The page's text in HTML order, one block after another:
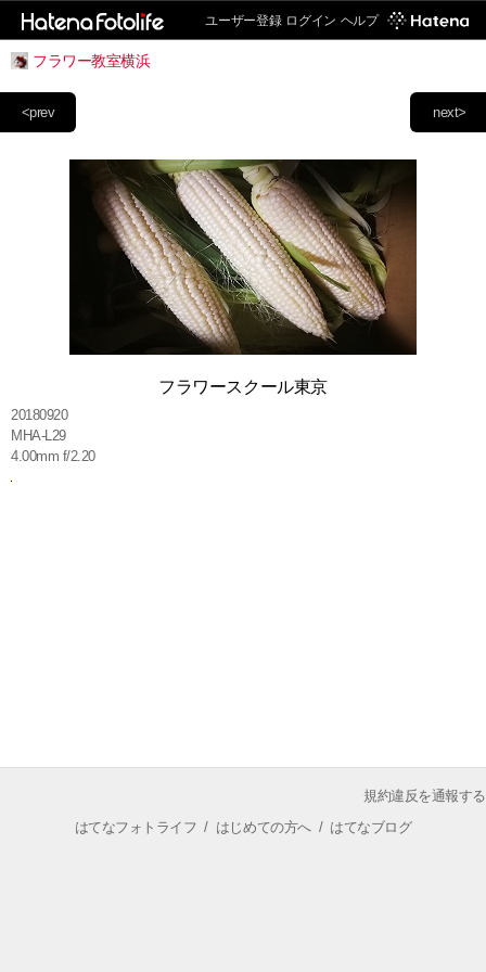
ユーザー登録 ログイン ヘルプ
フラワー教室横浜
next>
<prev
フラワースクール東京
20180920
MHA-L29
4.00mm f/2.20
規約違反を通報する
はてなフォトライフ / はじめての方へ/ はてなブログ